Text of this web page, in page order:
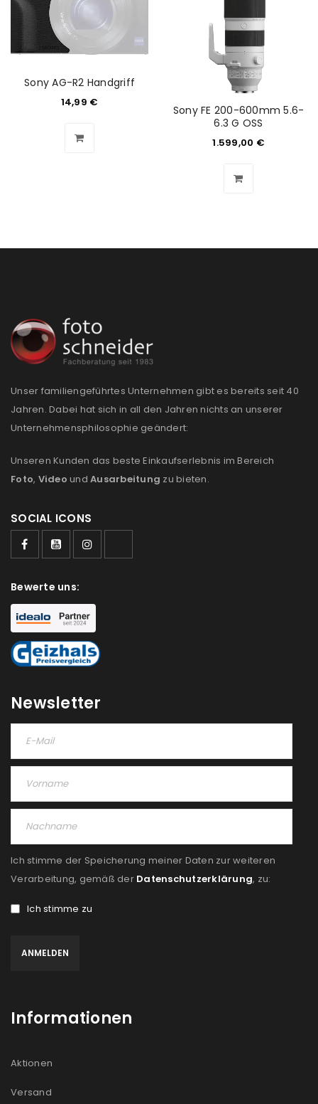
Sony AG-R2 Handgriff
14,99 €
Sony FE 200-600mm 5.6-
6.3 G OSS
1.599,00 €
Unser familiengeführtes Unternehmen gibt es bereits seit 40
Jahren. Dabei hat sich in all den Jahren nichts an unserer
Unternehmensphilosophie geändert:
Unseren Kunden das beste Einkaufserlebnis im Bereich
Foto, Video und Ausarbeitung zu bieten.
SOCIAL ICONS
Bewerte uns:
Newsletter
Ich stimme der Speicherung meiner Daten zur weiteren
Verarbeitung, gemäß der Datenschutzerklärung, zu:
Ich stimme zu
Informationen
Aktionen
Versand